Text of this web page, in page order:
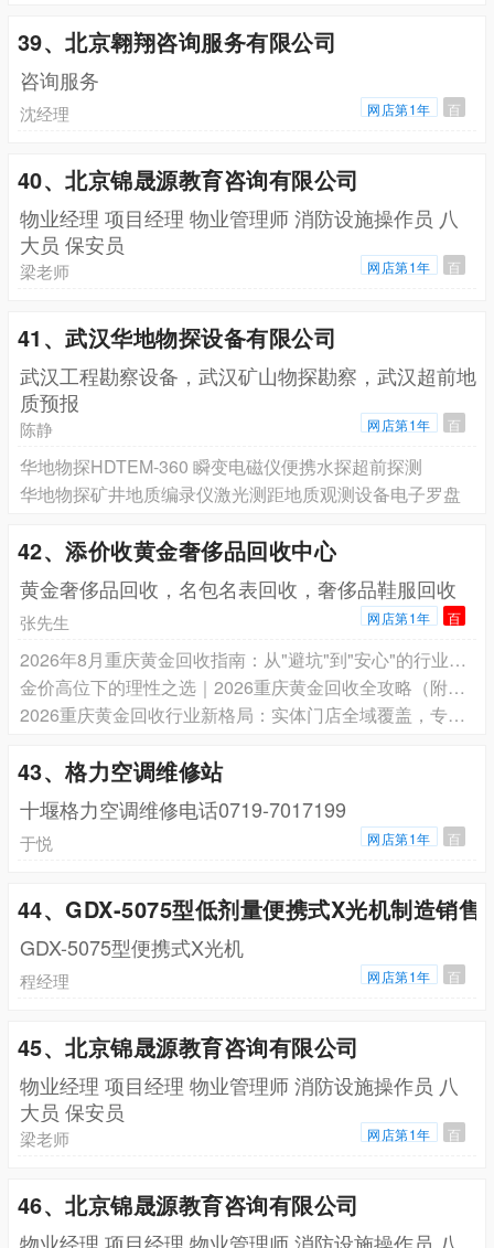
39、北京翱翔咨询服务有限公司
咨询服务
沈经理 网店第1年 百
40、北京锦晟源教育咨询有限公司
物业经理 项目经理 物业管理师 消防设施操作员 八
大员 保安员
梁老师 网店第1年 百
41、武汉华地物探设备有限公司
武汉工程勘察设备，武汉矿山物探勘察，武汉超前地
质预报
陈静 网店第1年 百
华地物探HDTEM-360 瞬变电磁仪便携水探超前探测
华地物探矿井地质编录仪激光测距地质观测设备电子罗盘
42、添价收黄金奢侈品回收中心
黄金奢侈品回收，名包名表回收，奢侈品鞋服回收
张先生 网店第1年 百
2026年8月重庆黄金回收指南：从"避坑"到"安心"的行业新变局
金价高位下的理性之选｜2026重庆黄金回收全攻略（附正规机构地址）
2026重庆黄金回收行业新格局：实体门店全域覆盖，专业鉴定+规范流程保障市民安心变现
43、格力空调维修站
十堰格力空调维修电话0719-7017199
于悦 网店第1年 百
44、GDX-5075型低剂量便携式X光机制造销售
GDX-5075型便携式X光机
程经理 网店第1年 百
45、北京锦晟源教育咨询有限公司
物业经理 项目经理 物业管理师 消防设施操作员 八
大员 保安员
梁老师 网店第1年 百
46、北京锦晟源教育咨询有限公司